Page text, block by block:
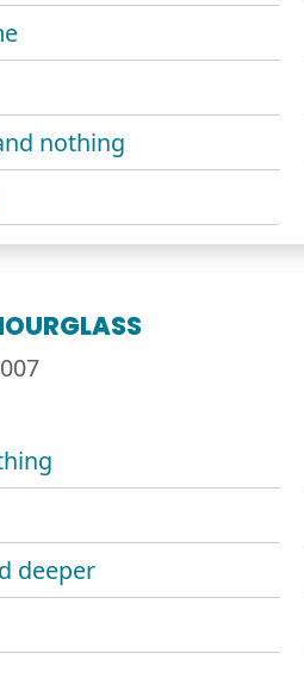
nothing
deeper